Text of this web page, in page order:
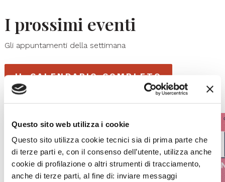
Questo sito web utilizza i cookie
Questo sito utilizza cookie tecnici sia di prima parte che
di terze parti e, con il consenso dell’utente, utilizza anche
cookie di profilazione o altri strumenti di tracciamento,
anche di terze parti, al fine di: inviare messaggi
I prossimi eventi
Gli appuntamenti della settimana
IL CALENDARIO COMPLETO